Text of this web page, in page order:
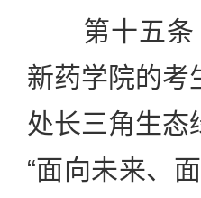
第十五条
新药学院的考
处长三角生态
“面向未来、